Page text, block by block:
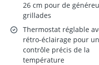
26 cm pour de
grillades
Thermostat réglable
rétro-éclairage pour un
contrôle précis de la
température